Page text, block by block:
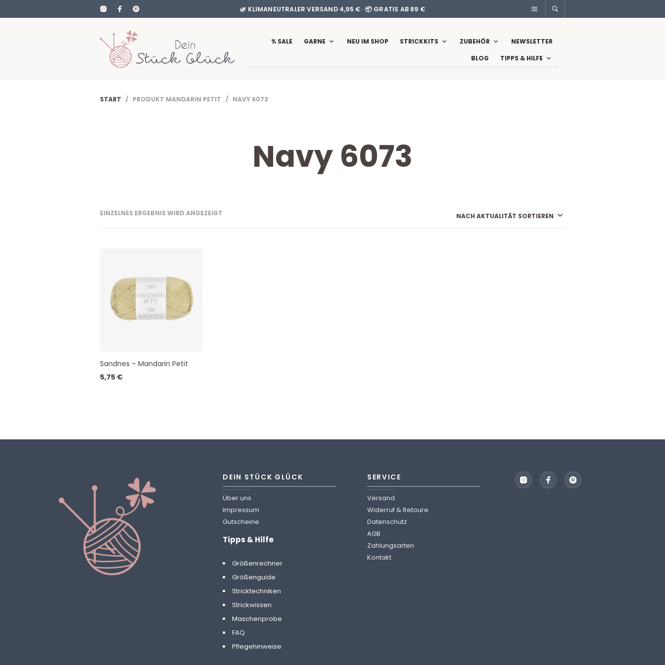
🌿 KLIMANEUTRALER VERSAND 4,95 € · 📦 GRATIS AB 89 €
% SALE GARNE NEU IM SHOP STRICKKITS ZUBEHÖR
NEWSLETTER
BLOG
TIPPS & HILFE
START / PRODUKT MANDARIN PETIT / NAVY 6073
Navy 6073
EINZELNES ERGEBNIS WIRD ANGEZEIGT
Sandnes – Mandarin Petit
5,75 €
DEIN STÜCK GLÜCK
Über uns
Impressum
Gutscheine
Tipps & Hilfe
Größenrechner
Größenguide
Stricktechniken
Strickwissen
Maschenprobe
FAQ
Pflegehinweise
SERVICE
Versand
Widerruf & Retoure
Datenschutz
AGB
Zahlungsarten
Kontakt